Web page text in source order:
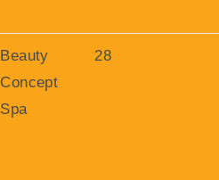
Beauty
Concept
Spa
28